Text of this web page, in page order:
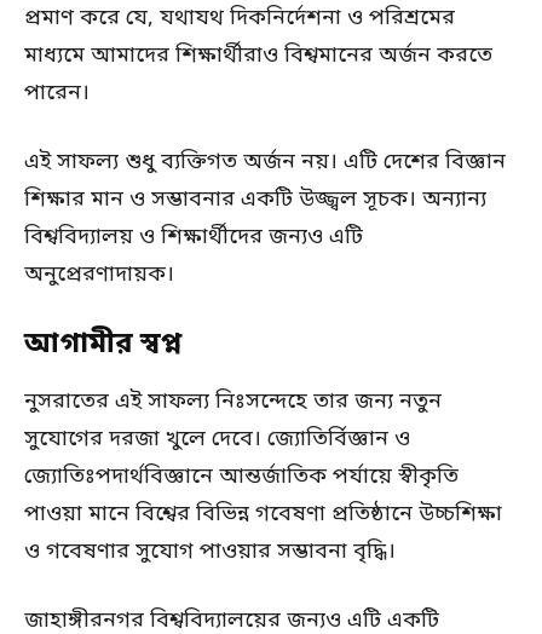
প্রমাণ করে যে, যথাযথ দিকনির্দেশনা ও পরিশ্রমের
মাধ্যমে আমাদের শিক্ষার্থীরাও বিশ্বমানের অর্জন করতে
পারেন।
এই সাফল্য শুধু ব্যক্তিগত অর্জন নয়। এটি দেশের বিজ্ঞান
শিক্ষার মান ও সম্ভাবনার একটি উজ্জ্বল সূচক। অন্যান্য
বিশ্ববিদ্যালয় ও শিক্ষার্থীদের জন্যও এটি
অনুপ্রেরণাদায়ক।
আগামীর স্বপ্ন
নুসরাতের এই সাফল্য নিঃসন্দেহে তার জন্য নতুন
সুযোগের দরজা খুলে দেবে। জ্যোতির্বিজ্ঞান ও
জ্যোতিঃপদার্থবিজ্ঞানে আন্তর্জাতিক পর্যায়ে স্বীকৃতি
পাওয়া মানে বিশ্বের বিভিন্ন গবেষণা প্রতিষ্ঠানে উচ্চশিক্ষা
ও গবেষণার সুযোগ পাওয়ার সম্ভাবনা বৃদ্ধি।
জাহাঙ্গীরনগর বিশ্ববিদ্যালয়ের জন্যও এটি একটি